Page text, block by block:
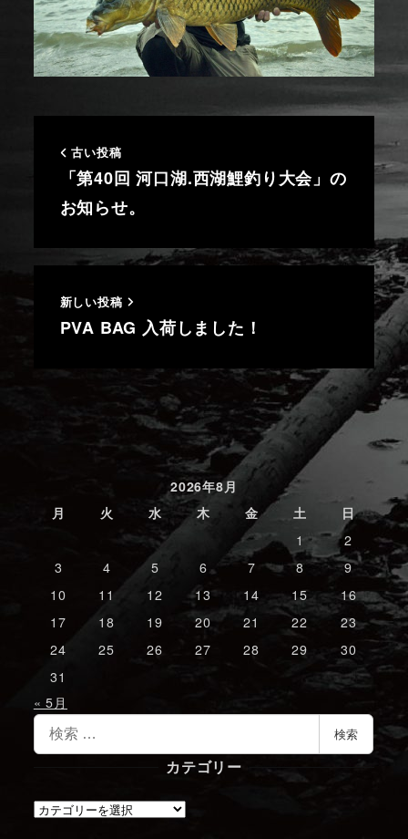
古い投稿
「第40回 河口湖.西湖鯉釣り大会」の
お知らせ。
新しい投稿
PVA BAG 入荷しました！
2026年8月
月
火 水 木 金 土
日
1
2
3
4 5 6 7 8
9
10
11 12 13 14 15
16
17
18 19 20 21 22
23
24
25 26 27 28 29
30
31
« 5月
検
索
検索
カテゴリー
カ